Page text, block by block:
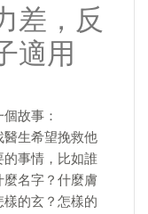
差，反
適用
故事：
生希望挽救他
的事情，比如誰
名字？什麼膚
的玄？怎樣的